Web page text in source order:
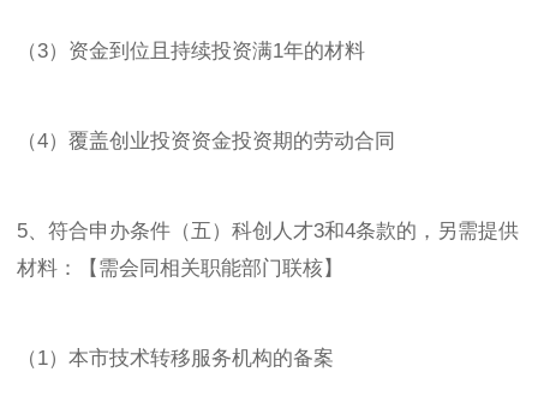
（3）资金到位且持续投资满1年的材料
（4）覆盖创业投资资金投资期的劳动合同
5、符合申办条件（五）科创人才3和4条款的，另需提供
材料：【需会同相关职能部门联核】
（1）本市技术转移服务机构的备案